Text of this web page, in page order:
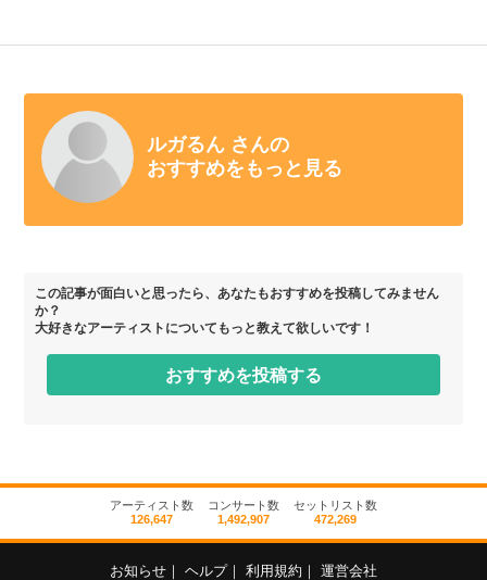
ルガるん さんの
おすすめをもっと見る
この記事が面白いと思ったら、あなたもおすすめを投稿してみません
か？
大好きなアーティストについてもっと教えて欲しいです！
おすすめを投稿する
アーティスト数
126,647
コンサート数
1,492,907
セットリスト数
472,269
お知らせ ヘルプ 利用規約 運営会社